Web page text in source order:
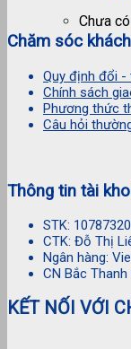
Chưa
Chăm sóc
Quy định đổi -
Chính sách
Phương thức
Câu hỏi
Thông tin tài
STK:
CTK: Đỗ Thị
Ngân hàng:
CN Bắc Thanh
KẾT NỐI VỚI